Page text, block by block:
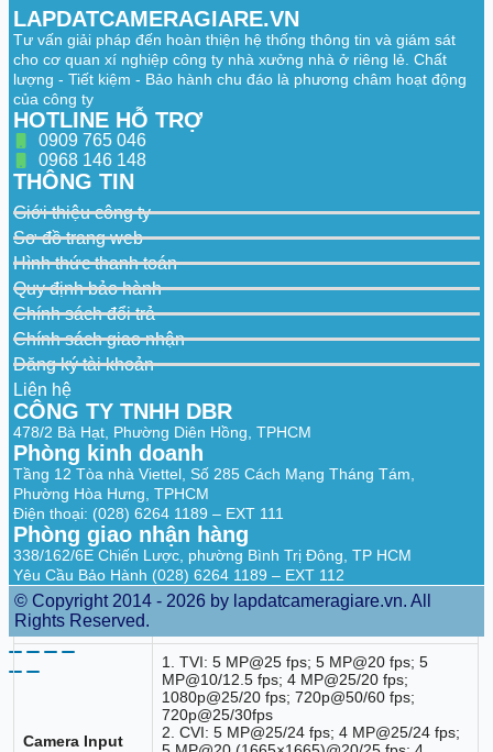
Channels)
SMD
SMD Plus by
Recorder
16 channels: Secondary filtering for human
by leaves, rain and lighting condition
SMD by Camera
AI Video Quality Analytics
AI Video
Quality
Analytics by
Recorder
16 channels: Supports detecting brightness
Scene Changing
Scene
Changing by
Recorder
L channel
Irregular Black Block Masking
Irregular Black
Block Masking
by Recorder
L channel
Audio and Video
Analog Camera
Input
16 BNC ports, supports
Camera Input
1. TVI: 5 MP@25 fps; 5 MP@20 fps; 5
MP@10/12.5 fps; 4 MP@25/20 fps;
1080p@25/20 fps; 720p@50/60 fps;
720p@25/30fps
2. CVI: 5 MP@25/24 fps; 4 MP@25/24 fps;
LAPDATCAMERAGIARE.VN
Tư vấn giải pháp đến hoàn thiện hệ thống thông tin và giám sát
cho cơ quan xí nghiệp công ty nhà xưởng nhà ở riêng lẻ. Chất
lượng - Tiết kiệm - Bảo hành chu đáo là phương châm hoạt động
của công ty
HOTLINE HỖ TRỢ
0909 765 046
0968 146 148
THÔNG TIN
Giới thiệu công ty
Sơ đồ trang web
Hình thức thanh toán
Quy định bảo hành
Chính sách đổi trả
Chính sách giao nhận
Đăng ký tài khoản
Liên hệ
CÔNG TY TNHH DBR
478/2 Bà Hạt, Phường Diên Hồng, TPHCM
Phòng kinh doanh
Tầng 12 Tòa nhà Viettel, Số 285 Cách Mạng Tháng Tám,
Phường Hòa Hưng, TPHCM
Điện thoại: (028) 6264 1189 – EXT 111
Phòng giao nhận hàng
338/162/6E Chiến Lược, phường Bình Trị Đông, TP HCM
Yêu Cầu Bảo Hành (028) 6264 1189 – EXT 112
© Copyright 2014 - 2026 by lapdatcameragiare.vn. All
Rights Reserved.